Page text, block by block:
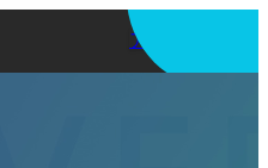
アプリを使う